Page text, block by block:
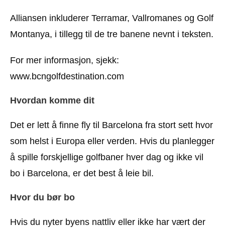
Alliansen inkluderer Terramar, Vallromanes og Golf
Montanya, i tillegg til de tre banene nevnt i teksten.
For mer informasjon, sjekk:
www.bcngolfdestination.com
Hvordan komme dit
Det er lett å finne fly til Barcelona fra stort sett hvor
som helst i Europa eller verden. Hvis du planlegger
å spille forskjellige golfbaner hver dag og ikke vil
bo i Barcelona, er det best å leie bil.
Hvor du bør bo
Hvis du nyter byens nattliv eller ikke har vært der